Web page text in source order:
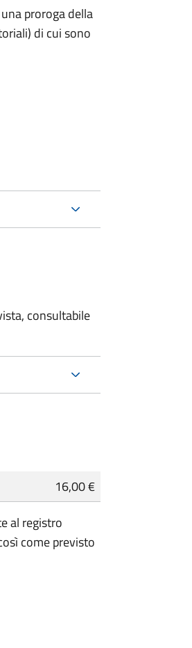
proroga della
di cui sono
consultabile
16,00 €
al registro
come previsto